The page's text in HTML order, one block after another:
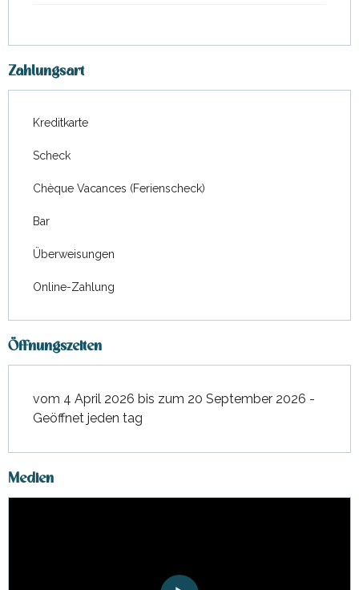
Zahlungsart
Kreditkarte
Scheck
Chèque Vacances (Ferienscheck)
Bar
Überweisungen
Online-Zahlung
Öffnungszeiten
vom 4 April 2026 bis zum 20 September 2026 -
Geöffnet jeden tag
Medien